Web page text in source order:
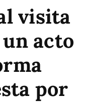
visita
acto
por